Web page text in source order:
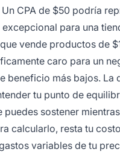
CPA de $50 podría
para una
vende productos de
caro para un
beneficio más bajos. La
tu punto de
puedes sostener
calcularlo, resta tu
variables de tu